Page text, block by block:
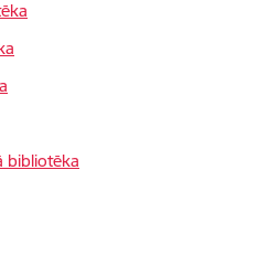
bibliotēka